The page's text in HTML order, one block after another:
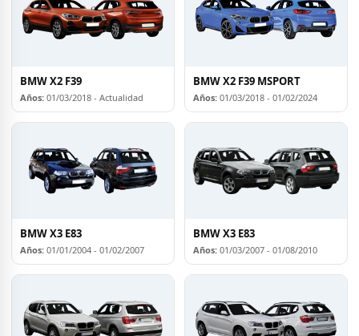
BMW X2 F39
Años: 01/03/2018 - Actualidad
BMW X2 F39 MSPORT
Años: 01/03/2018 - 01/02/2024
BMW X3 E83
Años: 01/01/2004 - 01/02/2007
BMW X3 E83
Años: 01/03/2007 - 01/08/2010